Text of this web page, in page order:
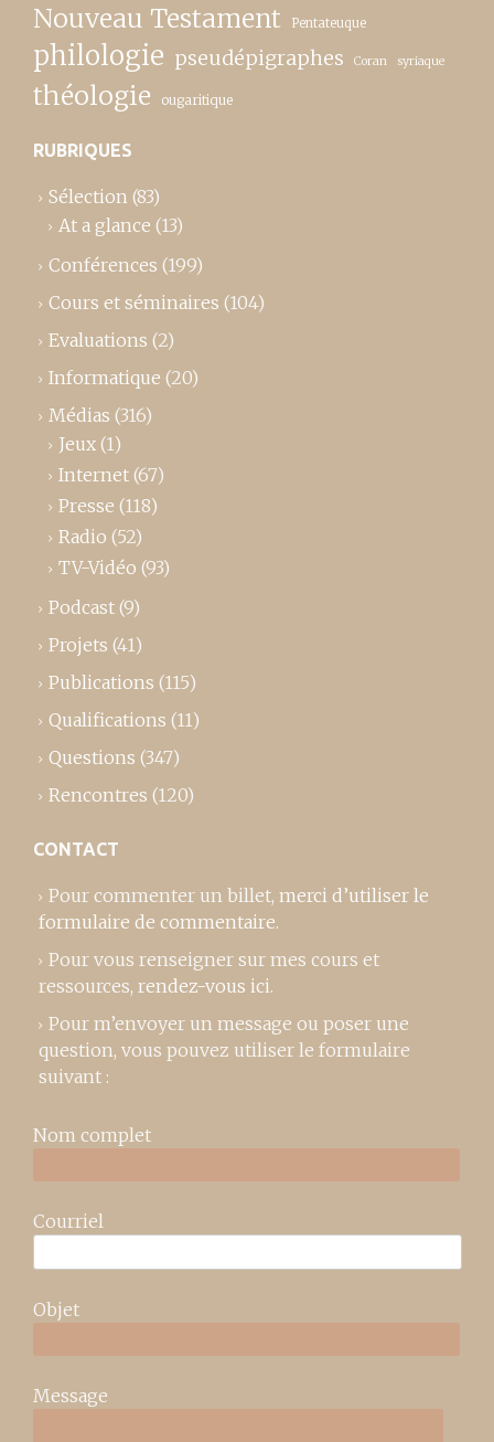
Nouveau Testament Pentateuque
philologie pseudépigraphes Coran syriaque
théologie ougaritique
RUBRIQUES
Sélection (83)
At a glance (13)
Conférences (199)
Cours et séminaires (104)
Evaluations (2)
Informatique (20)
Médias (316)
Jeux (1)
Internet (67)
Presse (118)
Radio (52)
TV-Vidéo (93)
Podcast (9)
Projets (41)
Publications (115)
Qualifications (11)
Questions (347)
Rencontres (120)
CONTACT
Pour commenter un billet, merci d’utiliser le
formulaire de commentaire.
Pour vous renseigner sur mes cours et
ressources, rendez-vous ici.
Pour m’envoyer un message ou poser une
question, vous pouvez utiliser le formulaire
suivant :
Nom complet
Courriel
Objet
Message